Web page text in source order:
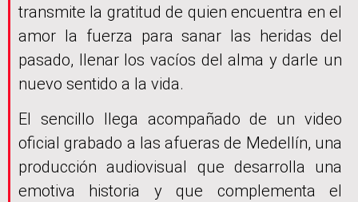
transmite la gratitud de quien encuentra en el
amor la fuerza para sanar las heridas del
pasado, llenar los vacíos del alma y darle un
nuevo sentido a la vida.
El sencillo llega acompañado de un video
oficial grabado a las afueras de Medellín, una
producción audiovisual que desarrolla una
emotiva historia y que complementa el